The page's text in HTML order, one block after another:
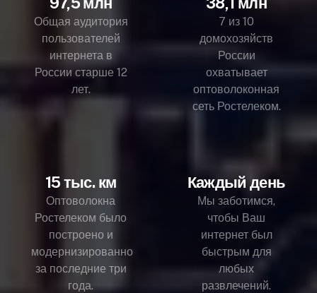
Общая аудитория
пользователей
интернета в
России старше 12
лет.
7 из 10
домохозяйств
России
охватывает
оптоволоконная
сеть Ростелеком.
15 тыс. км
Оптоволокна
Ростелеком было
построено и
модернизированно
за последние три
года.
Каждый день
Мы заботимся,
чтобы Ваш
интернет был
быстрым для
любых
развлечений.